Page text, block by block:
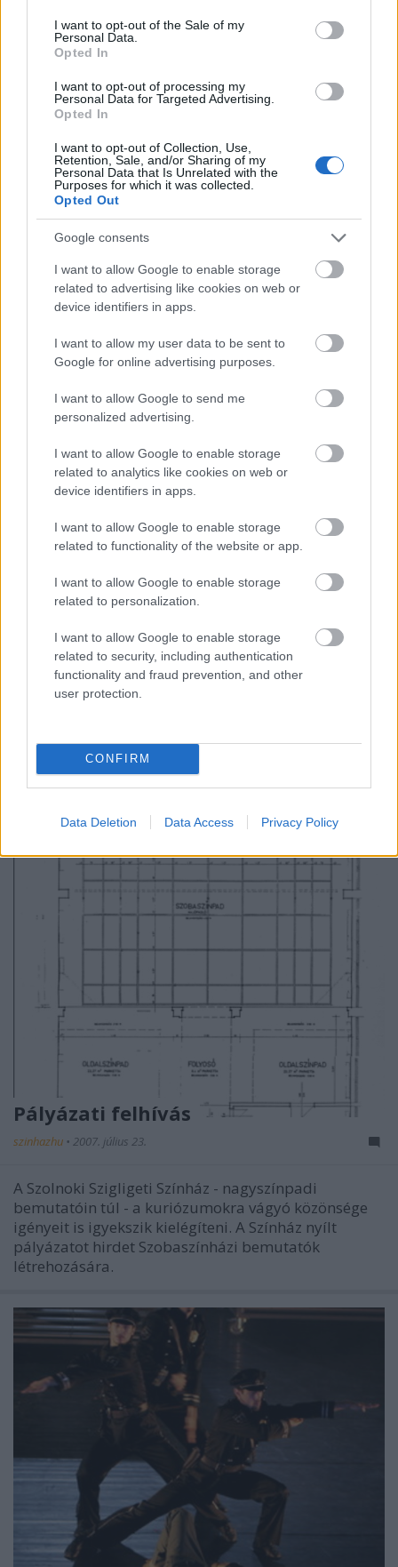
consent section.
I want to opt-out of the Sale of my
Personal Data.
Opted In
I want to opt-out of processing my
Personal Data for Targeted Advertising.
Opted In
I want to opt-out of Collection, Use,
Retention, Sale, and/or Sharing of my
Personal Data that Is Unrelated with the
Purposes for which it was collected.
Opted Out
Google consents
I want to allow Google to enable storage
related to advertising like cookies on web or
device identifiers in apps.
I want to allow my user data to be sent to
Google for online advertising purposes.
I want to allow Google to send me
personalized advertising.
I want to allow Google to enable storage
related to analytics like cookies on web or
device identifiers in apps.
I want to allow Google to enable storage
related to functionality of the website or app.
I want to allow Google to enable storage
related to personalization.
I want to allow Google to enable storage
related to security, including authentication
functionality and fraud prevention, and other
user protection.
CONFIRM
Data Deletion Data Access Privacy Policy
szinhazhu 2007. július 24.
A színpad nagy részét vastagon kavics takarja. Hátul
kunyhó, fémhálóval körülölelt kavicsoszlopok
támasztják meg. Egy kis tragacs félig besüllyedt a
kavicstengerbe. Rozzant villanyoszlop, a vezetékek a
színpadon kívül a páholyoknál vesznek el.
A SZASZSZ DÍJAI
szinhazhu•2007. július 23.
A zsûri tagjai átadták a SZASZSZ díjait. A Szemle
fõdíja 2007-tõl kezdve a HALÁSZ PÉTER-DÍJ nevet
szinhazhu•2007. július 23.
A Színház és Tánc helyszín, sziget a szigeten. Négy
Performansz színpad - naponta 6 elõadás, összesen
egy hét alatt 42 nemzetközi és hazai alkotás kerül
bemutatásra. A legszínvonalasabb kortárs színház,
Pályázati felhívás
szinhazhu • 2007. július 23.
A Szolnoki Szigligeti Színház - nagyszínpadi
bemutatóin túl - a kuriózumokra vágyó közönsége
igényeit is igyekszik kielégíteni. A Színház nyílt
pályázatot hirdet Szobaszínházi bemutatók
létrehozására.